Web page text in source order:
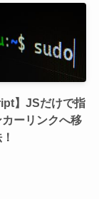
】JSだけで指
ーリンクへ移